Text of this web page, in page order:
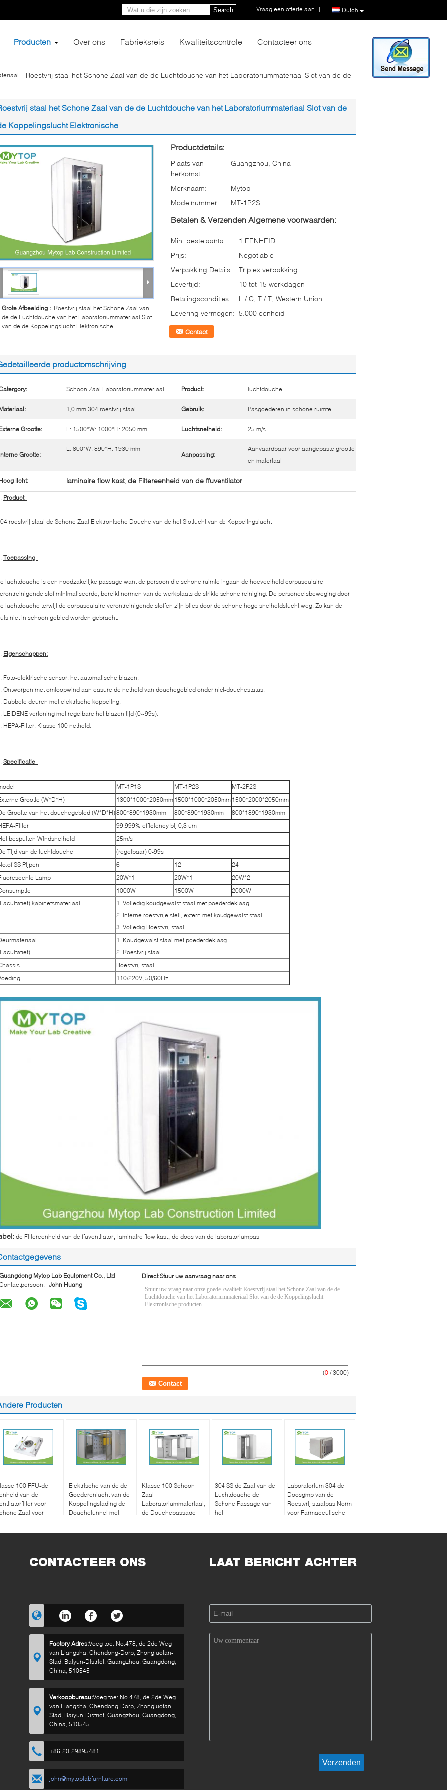
Dutch
Vraag een offerte aan |
Search
Producten Over ons Fabrieksreis Kwaliteitscontrole Contacteer ons
Roestvrij staal het Schone Zaal van de de Luchtdouche van het Laboratoriummateriaal Slot van de de
staal het Schone Zaal van de de Luchtdouche van het Laboratoriummateriaal Slot van de
Koppelingslucht Elektronische
Grote Afbeelding : Roestvrij staal het Schone Zaal van
de de Luchtdouche van het Laboratoriummateriaal Slot
van de de Koppelingslucht Elektronische
Productdetails:
Plaats van
herkomst:
Guangzhou, China
Merknaam:
Mytop
Modelnummer:
MT-1P2S
Betalen & Verzenden Algemene voorwaarden:
Min. bestelaantal:
1 EENHEID
Prijs:
Negotiable
Verpakking Details:
Triplex verpakking
Levertijd:
10 tot 15 werkdagen
Betalingscondities:
L / C, T / T, Western Union
Levering vermogen: 5.000 eenheid
Contact
productomschrijving
Schoon Zaal Laboratoriummateriaal Product: luchtdouche
1,0 mm 304 roestvrij staal Gebruik: Pasgoederen in schone ruimte
Grootte: L: 1500*W: 1000*H: 2050 mm Luchtsnelheid: 25 m/s
Grootte:
L: 800*W: 890*H: 1930 mm
Aanpassing:
Aanvaardbaar voor aangepaste grootte
en materiaal
licht: laminaire flow kast, de Filtereenheid van de ffuventilator
Product
roestvrij staal de Schone Zaal Elektronische Douche van de het Slotlucht van de Koppelingslucht
Toepassing
luchtdouche is een noodzakelijke passage want de persoon die schone ruimte ingaan de hoeveelheid corpusculaire
stof minimaliseerde, bereikt normen van de werkplaats de strikte schone reiniging. De personeelsbeweging door
luchtdouche terwijl de corpusculaire verontreinigende stoffen zijn blies door de schone hoge snelheidslucht weg. Zo kan de
niet in schoon gebied worden gebracht.
Eigenschappen:
Foto-elektrische sensor, het automatische blazen.
Ontworpen met omloopwind aan easure de netheid van douchegebied onder niet-douchestatus.
Dubbele deuren met elektrische koppeling.
LEIDENE vertoning met regelbare het blazen tijd (0~99s).
HEPA-Filter, Klasse 100 netheid.
Specificatie
MT-1P1S MT-1P2S
MT-2P2S
Grootte (W*D*H)
1300*1000*2050mm 1500*1000*2050mm 1500*2000*2050mm
Grootte van het douchegebied (W*D*H)800*890*1930mm 800*890*1930mm
800*1890*1930mm
Filter
99.999% efficiency bij 0,3 um
bespuiten Windsnelheid
25m/s
Tijd van de luchtdouche
(regelbaar) 0-99s
SS Pijpen
6 12
24
Lamp
20W*1 20W*1
20W*2
1000W 1500W
2000W
kabinetsmateriaal
1. Volledig koudgewalst staal met poederdeklaag.
2. Interne roestvrije stell, extern met koudgewalst staal
3. Volledig Roestvrij staal.
1. Koudgewalst staal met poederdeklaag.
2. Roestvrij staal
Roestvrij staal
110/220V, 50/60Hz
de Filtereenheid van de ffuventilator laminaire flow kast de doos van de laboratoriumpas
Guangdong Mytop Lab Equipment Co., Ltd
Contactpersoon: John Huang
Direct Stuur uw aanvraag naar ons
(0 / 3000)
Producten
100 FFU-de
van de
voor
Zaal voor
Elektrische van de de
Goederenlucht van de
Koppelingslading de
Douchetunnel met
Klasse 100 Schoon
Zaal
Laboratoriummateriaal,
de Douchepassage
304 SS de Zaal van de
Luchtdouche de
Schone Passage van
het
Laboratorium 304 de
Doosgmp van de
Roestvrij staalpas Norm
voor Farmaceutische
CONTACTEER ONS
Factory Adres:Voeg toe: No.478, de 2de Weg
van Liangsha, Chendong-Dorp, Zhongluotan-
Stad, Baiyun-District, Guangzhou, Guangdong,
China, 510545
Verkoopbureau:Voeg toe: No.478, de 2de Weg
van Liangsha, Chendong-Dorp, Zhongluotan-
Stad, Baiyun-District, Guangzhou, Guangdong,
China, 510545
+86-20-29895481
john@mytoplabfurniture.com
LAAT BERICHT ACHTER